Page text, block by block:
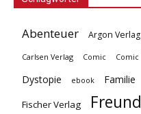
Abenteuer Argon Verlag
Carlsen Verlag Comic Comic
Dystopie ebook Familie
Fischer Verlag